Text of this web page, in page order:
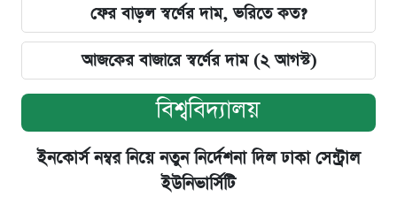
ফের বাড়ল স্বর্ণের দাম, ভরিতে কত?
আজকের বাজারে স্বর্ণের দাম (২ আগস্ট)
বিশ্ববিদ্যালয়
ইনকোর্স নম্বর নিয়ে নতুন নির্দেশনা দিল ঢাকা সেন্ট্রাল
ইউনিভার্সিটি